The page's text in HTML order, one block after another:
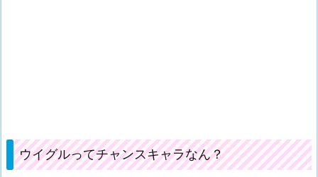
ウイグルってチャンスキャラなん？